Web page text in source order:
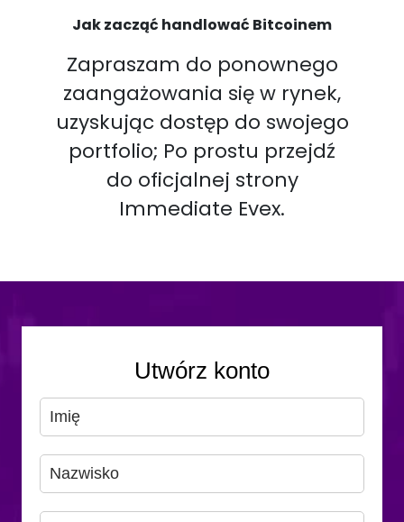
Jak zacząć handlować Bitcoinem
Zapraszam do ponownego
zaangażowania się w rynek,
uzyskując dostęp do swojego
portfolio; Po prostu przejdź
do oficjalnej strony
Immediate Evex.